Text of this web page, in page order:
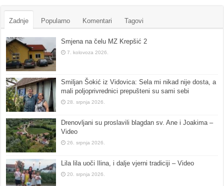
Zadnje Popularno Komentari Tagovi
Smjena na čelu MZ Krepšić 2
7. kolovoza 2026.
Smiljan Šokić iz Vidovica: Sela mi nikad nije dosta, a
mali poljoprivrednici prepušteni su sami sebi
28. srpnja 2026.
Drenovljani su proslavili blagdan sv. Ane i Joakima –
Video
26. srpnja 2026.
Lila lila uoči Ilina, i dalje vjerni tradiciji – Video
20. srpnja 2026.